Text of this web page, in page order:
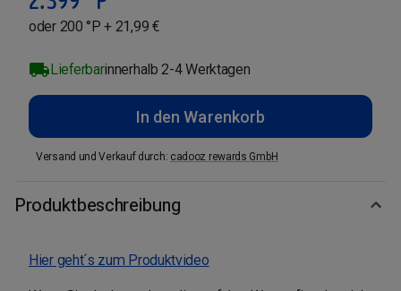
oder 200 °P + 21,99 €
Lieferbarinnerhalb 2-4 Werktagen
In den Warenkorb
Versand und Verkauf durch: cadooz rewards GmbH
Produktbeschreibung
Hier geht´s zum Produktvideo